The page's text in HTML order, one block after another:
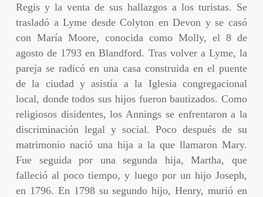
Regis y la venta de sus hallazgos a los turistas. Se
trasladó a Lyme desde Colyton en Devon y se casó
con María Moore, conocida como Molly, el 8 de
agosto de 1793 en Blandford. Tras volver a Lyme, la
pareja se radicó en una casa construida en el puente
de la ciudad y asistía a la Iglesia congregacional
local, donde todos sus hijos fueron bautizados. Como
religiosos disidentes, los Annings se enfrentaron a la
discriminación legal y social. Poco después de su
matrimonio nació una hija a la que llamaron Mary.
Fue seguida por una segunda hija, Martha, que
falleció al poco tiempo, y luego por un hijo Joseph,
en 1796. En 1798 su segundo hijo, Henry, murió en